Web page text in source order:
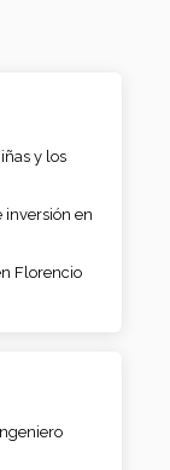
y los
en
Florencio